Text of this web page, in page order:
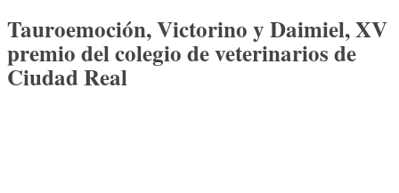
Tauroemoción, Victorino y Daimiel, XV
premio del colegio de veterinarios de
Ciudad Real